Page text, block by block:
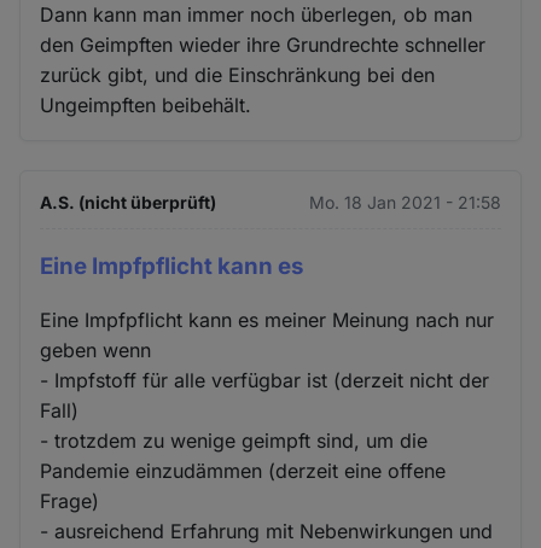
Dann kann man immer noch überlegen, ob man
den Geimpften wieder ihre Grundrechte schneller
zurück gibt, und die Einschränkung bei den
Ungeimpften beibehält.
A.S. (nicht überprüft) Mo. 18 Jan 2021 - 21:58
Eine Impfpflicht kann es
Eine Impfpflicht kann es meiner Meinung nach nur
geben wenn
- Impfstoff für alle verfügbar ist (derzeit nicht der
Fall)
- trotzdem zu wenige geimpft sind, um die
Pandemie einzudämmen (derzeit eine offene
Frage)
- ausreichend Erfahrung mit Nebenwirkungen und